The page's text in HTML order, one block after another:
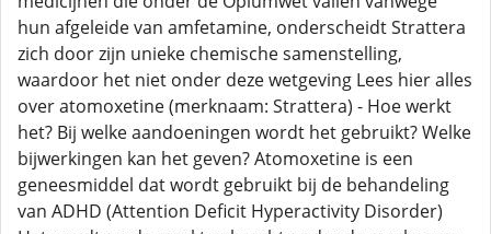
hun afgeleide van amfetamine, onderscheidt Strattera
zich door zijn unieke chemische samenstelling,
waardoor het niet onder deze wetgeving Lees hier alles
over atomoxetine (merknaam: Strattera) - Hoe werkt
het? Bij welke aandoeningen wordt het gebruikt? Welke
bijwerkingen kan het geven? Atomoxetine is een
geneesmiddel dat wordt gebruikt bij de behandeling
van ADHD (Attention Deficit Hyperactivity Disorder)